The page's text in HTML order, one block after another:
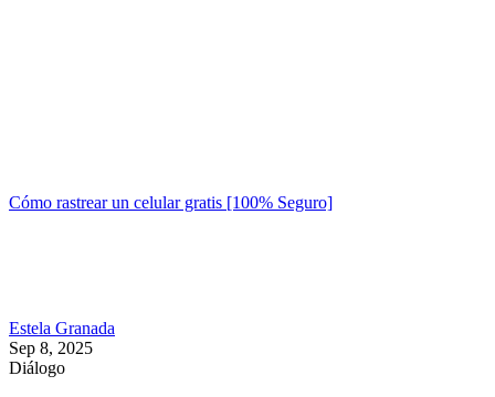
Cómo rastrear un celular gratis [100% Seguro]
Estela Granada
Sep 8, 2025
Diálogo